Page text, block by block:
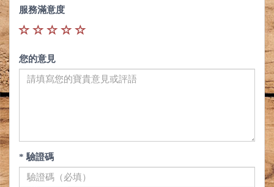
服務滿意度
您的意見
* 驗證碼